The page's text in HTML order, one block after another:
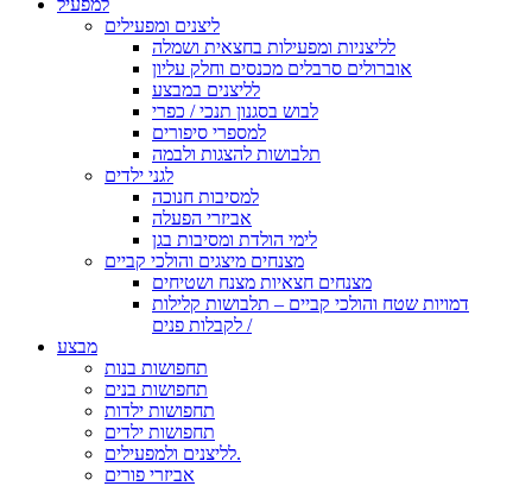
ליצנים ומפעילים
לליצניות ומפעילות בחצאית ושמלה
אוברולים סרבלים מכנסים וחלק עליון
לליצנים במבצע
לבוש בסגנון תנכי / כפרי
למספרי סיפורים
תלבושות להצגות ולבמה
לגני ילדים
למסיבות חנוכה
אביזרי הפעלה
לימי הולדת ומסיבות בגן
מצנחים מיצגים והולכי קביים
מצנחים חצאיות מצנח ושטיחים
דמויות שטח והולכי קביים – תלבושות קלילות
לקבלות פנים /
מבצע
תחפושות בנות
תחפושות בנים
תחפושות ילדות
תחפושות ילדים
לליצנים ולמפעילים.
אביזרי פורים